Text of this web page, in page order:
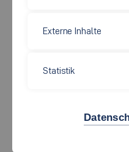
sparen? Damit beschäftigt sich
Clipdealer
Externe Inhalte
Statistik